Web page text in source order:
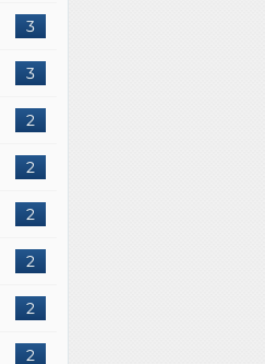
3
3
2
2
2
2
2
2